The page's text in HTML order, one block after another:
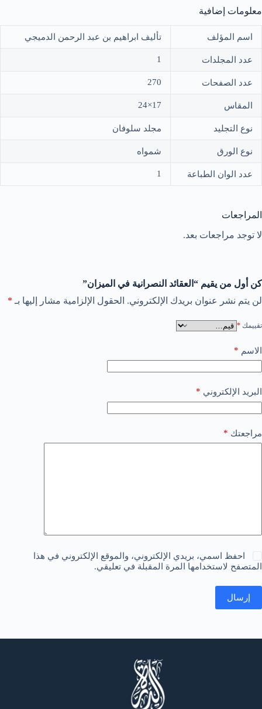
معلومات إضافية
اسم المؤلف تأليف ابراهيم بن عبد الرحمن الدميجي
عدد المجلدات 1
عدد الصفحات 270
المقاس 17×24
نوع التجليد مجلد سلوفان
نوع الورق شمواه
عدد الوان الطباعة 1
المراجعات
لا توجد مراجعات بعد.
كن أول من يقيم “العقائد النصرانية في الميزان”
لن يتم نشر عنوان بريدك الإلكتروني. الحقول الإلزامية مشار إليها بـ *
تقييمك *
الاسم *
البريد الإلكتروني *
مراجعتك *
احفظ اسمي، بريدي الإلكتروني، والموقع الإلكتروني في هذا
المتصفح لاستخدامها المرة المقبلة في تعليقي.
إرسال